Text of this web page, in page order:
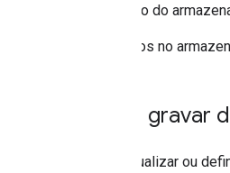
o estado do
Os dados no
Ler e gravar
Para atualizar ou